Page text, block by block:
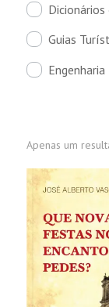
Dicionários
Guias
Engenharia
Apenas um